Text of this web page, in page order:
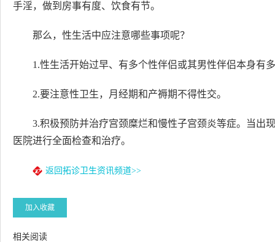
手淫，做到房事有度、饮食有节。
那么，性生活中应注意哪些事项呢？
1.性生活开始过早、有多个性伴侣或其男性伴侣本身有
2.要注意性卫生，月经期和产褥期不得性交。
3.积极预防并治疗宫颈糜烂和慢性子宫颈炎等症。当出
医院进行全面检查和治疗。
返回拓诊卫生资讯频道>>
加入收藏
相关阅读